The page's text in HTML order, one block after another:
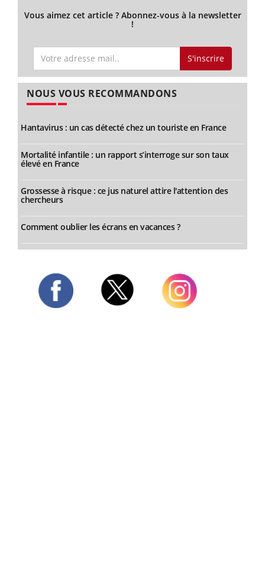
Vous aimez cet article ? Abonnez-vous à la newsletter
!
S'inscrire
NOUS VOUS RECOMMANDONS
Hantavirus : un cas détecté chez un touriste en France
Mortalité infantile : un rapport s’interroge sur son taux
élevé en France
Grossesse à risque : ce jus naturel attire l'attention des
chercheurs
Comment oublier les écrans en vacances ?